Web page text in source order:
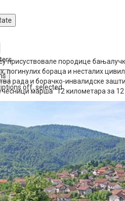
off, selected
, opens subtitles settings
off, selected
window.
not be loaded, either because
присуствовале породице
погинулих бораца и несталих
рада и борачко-инвалидске
марша "12 километара за 12